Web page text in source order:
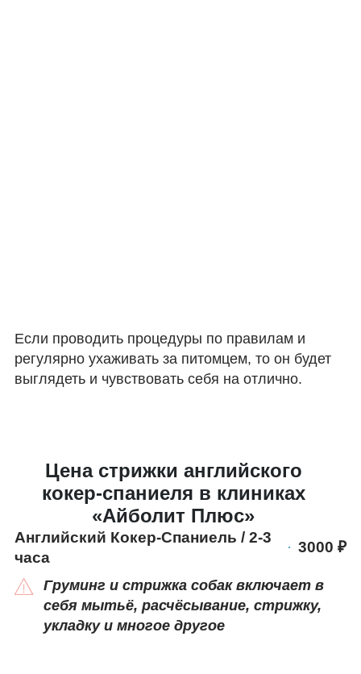
Если проводить процедуры по правилам и
регулярно ухаживать за питомцем, то он будет
выглядеть и чувствовать себя на отлично.
Цена стрижки английского
кокер-спаниеля в клиниках
«Айболит Плюс»
Английский Кокер-Спаниель / 2-3
часа
3000
Груминг и стрижка собак включает в
себя мытьё, расчёсывание, стрижку,
укладку и многое другое